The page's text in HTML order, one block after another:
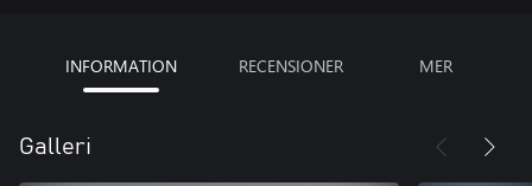
INFORMATION RECENSIONER MER
Galleri